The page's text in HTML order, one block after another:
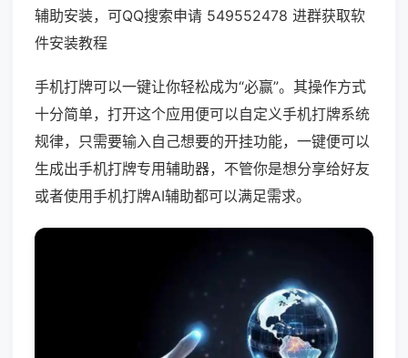
辅助安装，可QQ搜索申请 549552478 进群获取软
件安装教程
手机打牌可以一键让你轻松成为“必赢”。其操作方式
十分简单，打开这个应用便可以自定义手机打牌系统
规律，只需要输入自己想要的开挂功能，一键便可以
生成出手机打牌专用辅助器，不管你是想分享给好友
或者使用手机打牌AI辅助都可以满足需求。